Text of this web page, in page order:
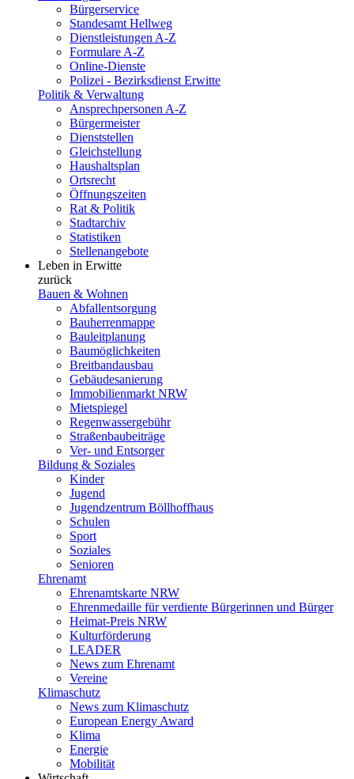
Bürgerservice
Standesamt Hellweg
Dienstleistungen A-Z
Formulare A-Z
Online-Dienste
Polizei - Bezirksdienst Erwitte
Politik & Verwaltung
Ansprechpersonen A-Z
Bürgermeister
Dienststellen
Gleichstellung
Haushaltsplan
Ortsrecht
Öffnungszeiten
Rat & Politik
Stadtarchiv
Statistiken
Stellenangebote
Leben in Erwitte
zurück
Bauen & Wohnen
Abfallentsorgung
Bauherrenmappe
Bauleitplanung
Baumöglichkeiten
Breitbandausbau
Gebäudesanierung
Immobilienmarkt NRW
Mietspiegel
Regenwassergebühr
Straßenbaubeiträge
Ver- und Entsorger
Bildung & Soziales
Kinder
Jugend
Jugendzentrum Böllhoffhaus
Schulen
Sport
Soziales
Senioren
Ehrenamt
Ehrenamtskarte NRW
Ehrenmedaille für verdiente Bürgerinnen und Bürger
Heimat-Preis NRW
Kulturförderung
LEADER
News zum Ehrenamt
Vereine
Klimaschutz
News zum Klimaschutz
European Energy Award
Klima
Energie
Mobilität